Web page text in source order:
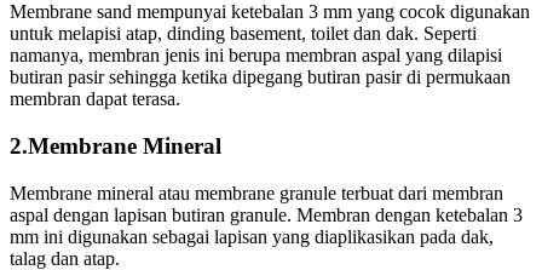
Membrane sand mempunyai ketebalan 3 mm yang cocok digunakan
untuk melapisi atap, dinding basement, toilet dan dak. Seperti
namanya, membran jenis ini berupa membran aspal yang dilapisi
butiran pasir sehingga ketika dipegang butiran pasir di permukaan
membran dapat terasa.
2.Membrane Mineral
Membrane mineral atau membrane granule terbuat dari membran
aspal dengan lapisan butiran granule. Membran dengan ketebalan 3
mm ini digunakan sebagai lapisan yang diaplikasikan pada dak,
talag dan atap.